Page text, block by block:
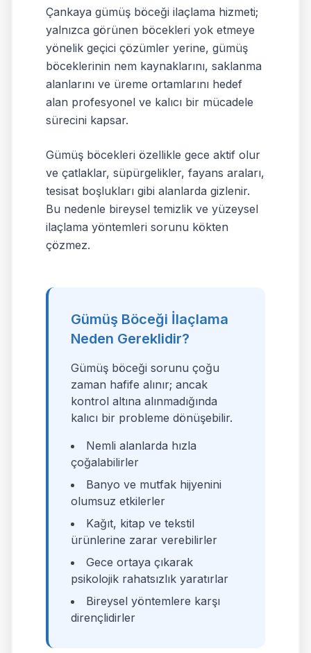
Çankaya gümüş böceği ilaçlama hizmeti;
yalnızca görünen böcekleri yok etmeye
yönelik geçici çözümler yerine, gümüş
böceklerinin nem kaynaklarını, saklanma
alanlarını ve üreme ortamlarını hedef
alan profesyonel ve kalıcı bir mücadele
sürecini kapsar.
Gümüş böcekleri özellikle gece aktif olur
ve çatlaklar, süpürgelikler, fayans araları,
tesisat boşlukları gibi alanlarda gizlenir.
Bu nedenle bireysel temizlik ve yüzeysel
ilaçlama yöntemleri sorunu kökten
çözmez.
Gümüş Böceği İlaçlama
Neden Gereklidir?
Gümüş böceği sorunu çoğu
zaman hafife alınır; ancak
kontrol altına alınmadığında
kalıcı bir probleme dönüşebilir.
Nemli alanlarda hızla
çoğalabilirler
Banyo ve mutfak hijyenini
olumsuz etkilerler
Kağıt, kitap ve tekstil
ürünlerine zarar verebilirler
Gece ortaya çıkarak
psikolojik rahatsızlık yaratırlar
Bireysel yöntemlere karşı
dirençlidirler